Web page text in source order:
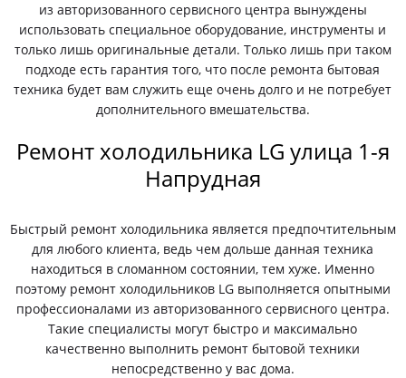
из авторизованного сервисного центра вынуждены
использовать специальное оборудование, инструменты и
только лишь оригинальные детали. Только лишь при таком
подходе есть гарантия того, что после ремонта бытовая
техника будет вам служить еще очень долго и не потребует
дополнительного вмешательства.
Ремонт холодильника LG улица 1-я
Напрудная
Быстрый ремонт холодильника является предпочтительным
для любого клиента, ведь чем дольше данная техника
находиться в сломанном состоянии, тем хуже. Именно
поэтому ремонт холодильников LG выполняется опытными
профессионалами из авторизованного сервисного центра.
Такие специалисты могут быстро и максимально
качественно выполнить ремонт бытовой техники
непосредственно у вас дома.